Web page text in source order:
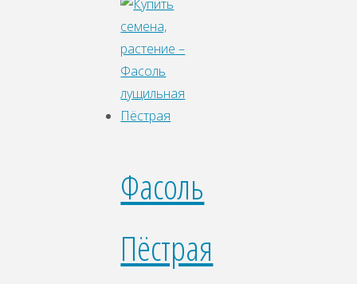
Фасоль
Пёстрая